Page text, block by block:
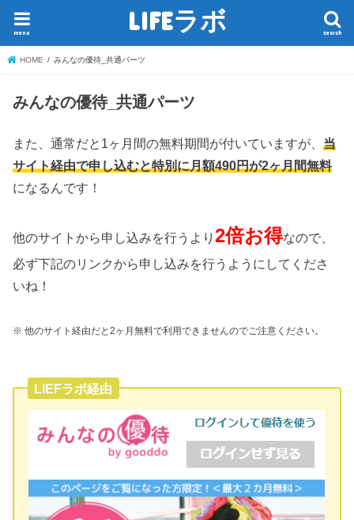
LIFEラボ search
menu
HOME みんなの優待_共通パーツ
みんなの優待_共通パーツ
また、通常だと1ヶ月間の無料期間が付いていますが、当
サイト経由で申し込むと特別に月額490円が2ヶ月間無料
になるんです！
他のサイトから申し込みを行うより2倍お得なので、
必ず下記のリンクから申し込みを行うようにしてくださ
いね！
※ 他のサイト経由だと2ヶ月無料で利用できませんのでご注意ください。
LIEFラボ経由